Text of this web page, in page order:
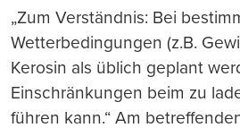
„Zum Verständnis: Bei
Wetterbedingungen (z.B.
Kerosin als üblich geplant
Einschränkungen beim zu
führen kann.“ Am